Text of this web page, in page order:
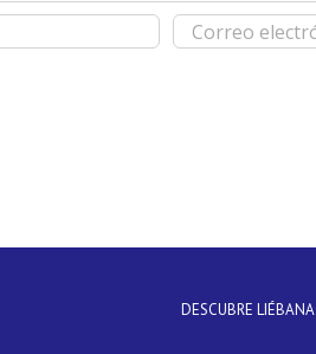
DESCUBRE LIÉBANA